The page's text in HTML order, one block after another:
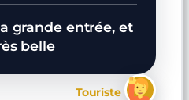
grande entrée, et
belle
Touriste